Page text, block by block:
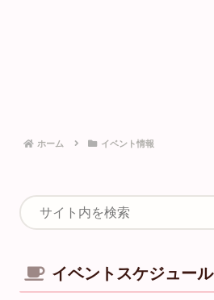
ホーム イベント情報
イベントスケジュール